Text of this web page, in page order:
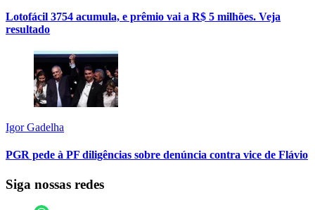
Lotofácil 3754 acumula, e prêmio vai a R$ 5 milhões. Veja
resultado
Igor Gadelha
PGR pede à PF diligências sobre denúncia contra vice de Flávio
Siga nossas redes